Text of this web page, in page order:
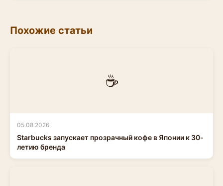
Похожие статьи
☕
05.08.2026
Starbucks запускает прозрачный кофе в Японии к 30-
летию бренда